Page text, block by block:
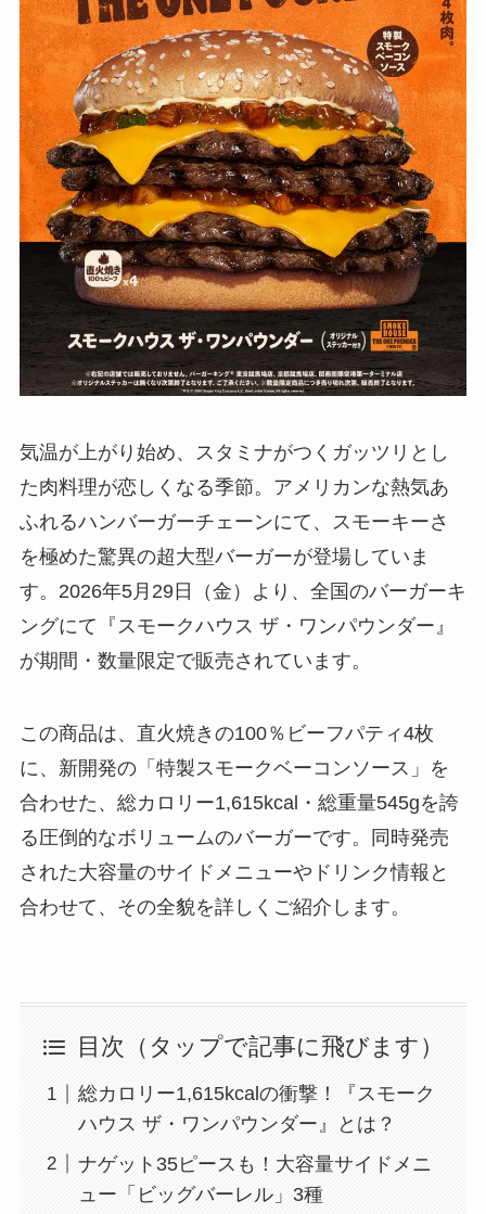
気温が上がり始め、スタミナがつくガッツリとし
た肉料理が恋しくなる季節。アメリカンな熱気あ
ふれるハンバーガーチェーンにて、スモーキーさ
を極めた驚異の超大型バーガーが登場していま
す。2026年5月29日（金）より、全国のバーガーキ
ングにて『スモークハウス ザ・ワンパウンダー』
が期間・数量限定で販売されています。
この商品は、直火焼きの100％ビーフパティ4枚
に、新開発の「特製スモークベーコンソース」を
合わせた、総カロリー1,615kcal・総重量545gを誇
る圧倒的なボリュームのバーガーです。同時発売
された大容量のサイドメニューやドリンク情報と
合わせて、その全貌を詳しくご紹介します。
目次（タップで記事に飛びます）
総カロリー1,615kcalの衝撃！『スモーク
ハウス ザ・ワンパウンダー』とは？
ナゲット35ピースも！大容量サイドメニ
ュー「ビッグバーレル」3種